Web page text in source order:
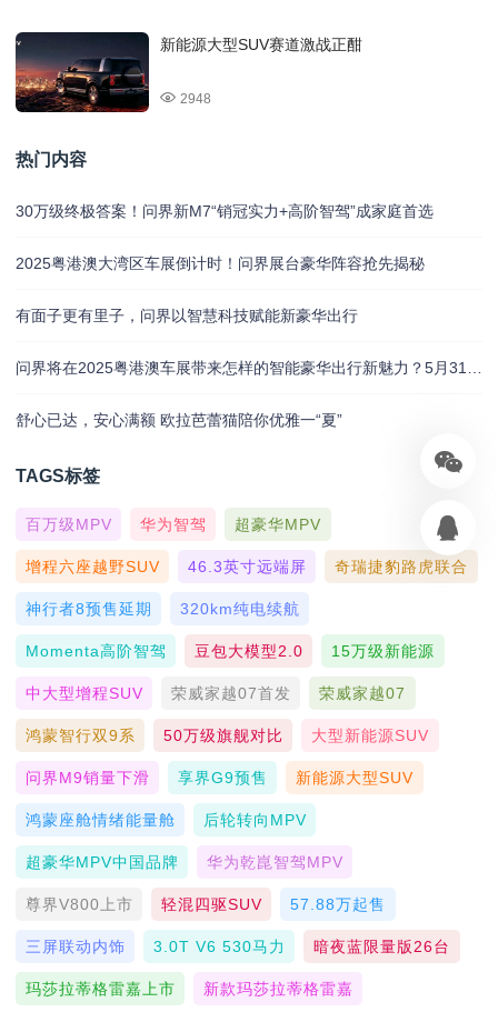
新能源大型SUV赛道激战正酣
2948
热门内容
30万级终极答案！问界新M7“销冠实力+高阶智驾”成家庭首选
2025粤港澳大湾区车展倒计时！问界展台豪华阵容抢先揭秘
有面子更有里子，问界以智慧科技赋能新豪华出行
舒心已达，安心满额 欧拉芭蕾猫陪你优雅一“夏”
TAGS标签
百万级MPV 华为智驾 超豪华MPV
增程六座越野SUV 46.3英寸远端屏 奇瑞捷豹路虎联合
神行者8预售延期 320km纯电续航
Momenta高阶智驾 豆包大模型2.0 15万级新能源
中大型增程SUV 荣威家越07首发 荣威家越07
鸿蒙智行双9系 50万级旗舰对比 大型新能源SUV
问界M9销量下滑 享界G9预售 新能源大型SUV
鸿蒙座舱情绪能量舱 后轮转向MPV
超豪华MPV中国品牌 华为乾崑智驾MPV
尊界V800上市 轻混四驱SUV 57.88万起售
三屏联动内饰 3.0T V6 530马力 暗夜蓝限量版26台
玛莎拉蒂格雷嘉上市 新款玛莎拉蒂格雷嘉